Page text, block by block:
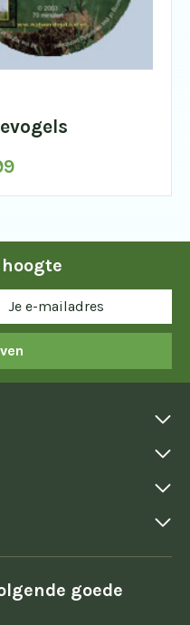
goede